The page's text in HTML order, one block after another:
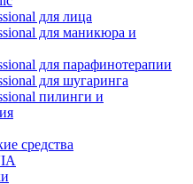
для лица
для маникюра и
для парафинотерапии
для шугаринга
пилинги и
средства